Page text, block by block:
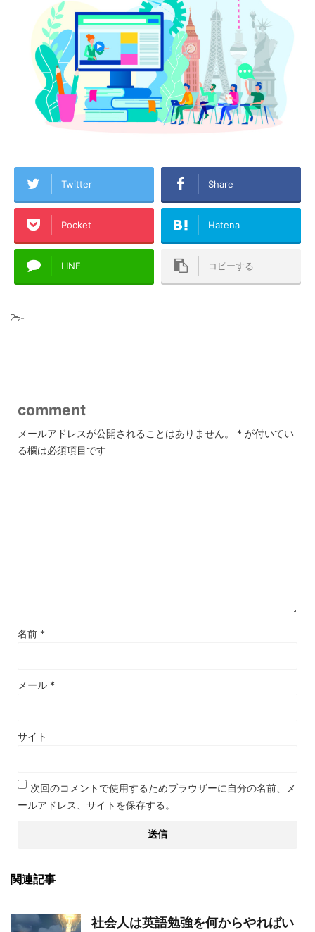
Twitter Share
Pocket Hatena
LINE コピーする
-
comment
メールアドレスが公開されることはありません。 * が付いてい
る欄は必須項目です
名前 *
メール *
サイト
次回のコメントで使用するためブラウザーに自分の名前、メ
ールアドレス、サイトを保存する。
関連記事
社会人は英語勉強を何からやればい